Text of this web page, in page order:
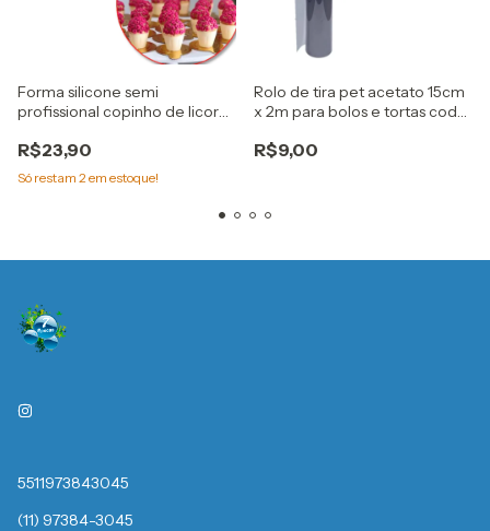
Forma silicone semi
profissional copinho de licor
R$23,90
Só restam 2em estoque!
Rolo de tira pet acetato 15cm
x 2m para bolos e tortas cod
R$9,00
5511973843045
(11) 97384-3045